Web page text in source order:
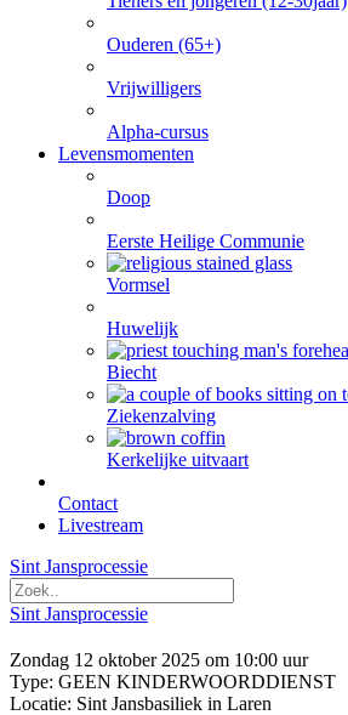
Ouderen (65+)
Vrijwilligers
Alpha-cursus
Levensmomenten
Doop
Eerste Heilige Communie
Vormsel
Huwelijk
Biecht
Ziekenzalving
Kerkelijke uitvaart
Contact
Livestream
Sint Jansprocessie
Sint Jansprocessie
Zondag 12 oktober 2025 om 10:00 uur
Type: GEEN KINDERWOORDDIENST
Locatie: Sint Jansbasiliek in Laren